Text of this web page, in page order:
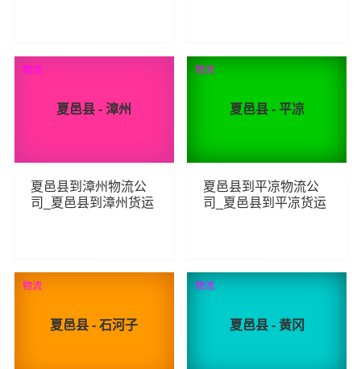
64 查看详细 76 查看详细
夏邑县 - 漳州
夏邑县到漳州物流公
司_夏邑县到漳州货运
105 查看详细
物流
夏邑县 - 平凉
夏邑县到平凉物流公
司_夏邑县到平凉货运
89 查看详细
物流
夏邑县 - 石河子
物流
夏邑县 - 黄冈
物流